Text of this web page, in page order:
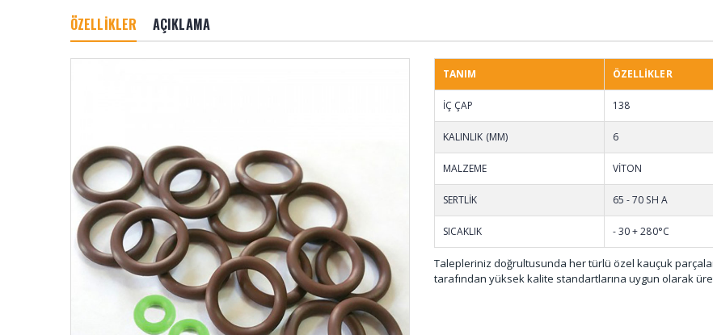
ÖZELLİKLER AÇIKLAMA
TANIM ÖZELLİKLER
İÇ ÇAP 138
KALINLIK (MM) 6
MALZEME VİTON
SERTLİK 65 - 70 SH A
SICAKLIK - 30 + 280°C
Talepleriniz doğrultusunda her türlü özel kauçuk
tarafından yüksek kalite standartlarına uygun olarak